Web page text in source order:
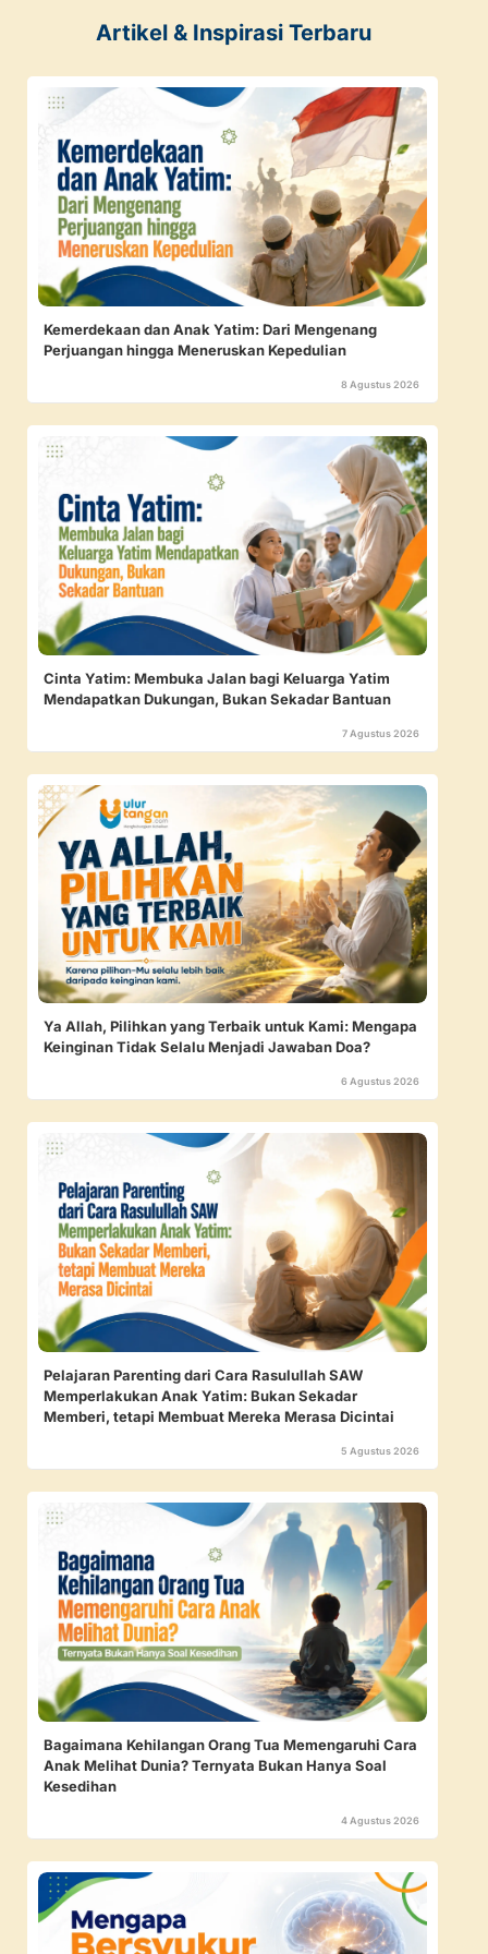
Artikel & Inspirasi Terbaru
Kemerdekaan dan Anak Yatim: Dari Mengenang
Perjuangan hingga Meneruskan Kepedulian
8 Agustus 2026
Cinta Yatim: Membuka Jalan bagi Keluarga Yatim
Mendapatkan Dukungan, Bukan Sekadar Bantuan
7 Agustus 2026
Ya Allah, Pilihkan yang Terbaik untuk Kami: Mengapa
Keinginan Tidak Selalu Menjadi Jawaban Doa?
6 Agustus 2026
Pelajaran Parenting dari Cara Rasulullah SAW
Memperlakukan Anak Yatim: Bukan Sekadar
Memberi, tetapi Membuat Mereka Merasa Dicintai
5 Agustus 2026
Bagaimana Kehilangan Orang Tua Memengaruhi Cara
Anak Melihat Dunia? Ternyata Bukan Hanya Soal
Kesedihan
4 Agustus 2026